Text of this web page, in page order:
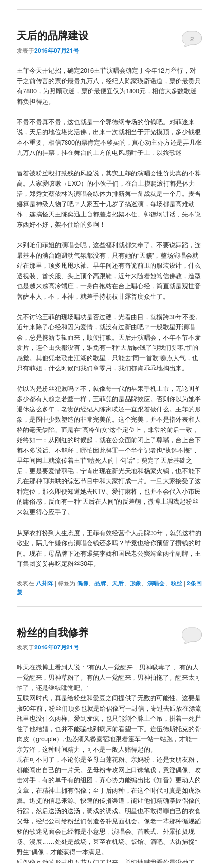
天后的品牌建设
发表于2016年07月21号
2
王菲今天开记招，确定2016王菲演唱会确定于今年12月举行，对
于之前传言的票价最贵九万八，经纪人陈家瑛辟谣道，票价最贵只
有7800，为照顾歌迷，票价最便宜仅为1800元，相信大多数歌迷
都负担得起。
不贵不贵真不贵，这也就是一个郭德纲专场的价钱吧。对菲迷来
说，天后的地位堪比活佛，出来一次就相当于开光摸顶，多少钱根
本不重要。相信7800的票肯定不够卖的，真心劝主办方还是弄几张
九万八的挂票，挂在舞台的上方的电风扇叶子上，以飨歌迷
冒着被粉丝殴打致残的风险说，其实王菲的演唱会性价比真的不算
高。人家爱咳嗽（EXO）的小伙子们，在台上摸爬滚打都是体力
活，郑秀文蔡依林为演唱会练体力排新舞一备战就是一个月。麦当
娜算是神级人物了吧？人家五十几岁了搞巡演，每场都是高难动
作，连搞怪天王陈奕迅上台都差点招架不住。郭德纲讲话，先不说
东西好不好，架不住给的多啊！
来到咱们菲姐的演唱会呢，这些福利就都欠奉了。不要说舞蹈，连
最基本的满台跑调动气氛都没有，只有她的“天籁”，整场演唱会就
站在那里，顶多甩甩水袖。早年间还有奇诡前卫的服装设计，什么
透视装、酋长服、头上顶个高跟鞋，近年来随着她笃信佛教，造型
也是越来越高冷端庄，一身白袍站在台上唱心经，简直就是观世音
菩萨本人，不，本神，就差手持杨枝甘露普度众生了。
先不讨论王菲的现场唱功是否过硬，光看曲目，就横跨30年不变。
近年来除了心经和因为爱情，就没有过新曲吧？一般歌星开演唱
会，总是携新专辑而来，顺便打歌。天后开演唱会，不年不节不发
新片，连个由头都没有，难免有一种“天后缺钱了问我们要零用”的
感觉。其他凭老歌走江湖的歌星，只能去“同一首歌”赚点人气，也
只有菲姐，什么时候问我们拿零用，我们都肯乖乖地掏出来。
你以为是粉丝犯贱吗？不，就像每一代的苹果手机上市，无论叫价
多少都有人趋之若鹜一样，王菲凭的是品牌效应。否则你以为她半
退休这么多年，老贵的经纪人陈家瑛还一直跟着做什么。王菲的形
象，是圈中少数塑造的非常完美的。这个完美，并不是指外表和人
格的毫无缺陷。而是在“高冷仙女”这个定位上，非常的前后一致，
始终如一：从刚红的时候起，就在公众面前闭上了尊嘴，台上台下
都不多说话、不解释，哪怕因此得罪一个半个记者也“执迷不悔”，
早年间网上就流传着王菲“噎死人的十句话”；奠定了天后基础之
后，更是要爱惜羽毛，宁肯出现在新光天地和杨家火锅，也不能下
凡在那种闹哄哄的综艺节目中和大家打成一片。一旦大家接受了这
种定位，那么即便知道她去KTV、爱打麻将，也并不会代入小市民
的庸俗感，反而有一种“天后在人间”的反差萌，微博上调戏起粉丝
来就更得心应手了。
从穿衣打扮到人生态度，王菲有效经营个人品牌30年，就凭这样的
敬业，隔几年赚你点演唱会钱还多吗？毕竟也给你预留了攒钱的时
间。现在，母品牌下还有爆笑李嫣和国民老公窦靖童两个副牌，王
菲集团妥妥再吃定粉丝30年。
发表在 八卦阵 |标签为 偶像 、品牌 天后 、形象 、演唱会 、粉丝 |2条回
复
粉丝的自我修养
发表于2016年07月21号
昨天在微博上看到人说：“有的人一觉醒来，男神吸毒了， 有的人
一觉醒来，男神草粉了。有的人一觉醒来，男神拍拖了。醒来太可
怕了，还是继续睡觉吧。“
互联网时代，真是给粉丝和爱豆之间提供了无数的可能性。这要是
搁50年前，粉丝们顶多也就是给偶像写一封信，寄过去跟放在漂流
瓶里也没什么两样。爱到发疯，也只能割个脉上个吊，拼着一死拦
住了他结婚，也并不能骗他到病床前看望一下。连伍德斯托克的骨
肉皮（groupie）,也必须风餐露宿地跟着篷车一站一站跑，才能一
亲芳泽，这种时间精力，可不是一般人赔得起的。
现在可不同了，不论你是圣母白莲花粉、亲妈粉，还是女朋友粉，
都能闯出自己的一片天。圣母粉专攻网上口诛笔伐，意淫偶像、攻
击对手，有的单干有的组团，齐心协力能编出比《知音》更动人的
文章，在精神上拥有偶像；至于后两种，在这个时代可真是如虎添
翼。迅捷的信息来源、快速的传播渠道，能让他们精确掌握偶像的
行踪，然后送汤的送汤，调戏的调戏。明星也不敢得罪自己的衣食
父母，经纪公司给粉丝们创造各种见面机会。像老一辈那种循规蹈
矩的歌迷见面会已经都是小意思，演唱会、首映式、外景拍摄现
场、漫展……处处是战场，甚至在机场、饭馆、酒吧、大街捕捉”
野生“偶像，才能获得一本满足。